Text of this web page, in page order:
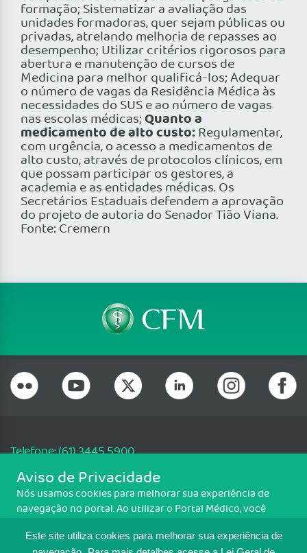
Este site utiliza cookies para melhorar sua experiência de
formação; Sistematizar a avaliação das
unidades formadoras, quer sejam públicas ou
privadas, atrelando melhoria de repasses ao
desempenho; Utilizar critérios rigorosos para
abertura e manutenção de cursos de
Medicina para melhor qualificá-los; Adequar
o número de vagas da Residência Médica às
necessidades do SUS e ao número de vagas
nas escolas médicas;Quanto a
medicamento de alto custo:Regulamentar,
com urgência, o acesso a medicamentos de
alto custo, através de protocolos clínicos, em
que possam participar os gestores, a
academia e as entidades médicas. Os
Secretários Estaduais defendem a aprovação
do projeto de autoria do Senador Tião Viana.
Fonte: Cremern
Telefone: (61) 3445 5900
Email: cfm@portalmedico.org.br
SGAS 616, Conjunto D, Lote 115, L2 Sul, Brasília/DF - CEP: 70200-760 -
CNPJ: 33.583.550/0001-30
Aviso de Privacidade
Nós usamos cookies para melhorar sua experiência de
navegação no portal. Ao utilizar o Portal Médico, você
Para ter mais informações sobre como isso é feito, acesse